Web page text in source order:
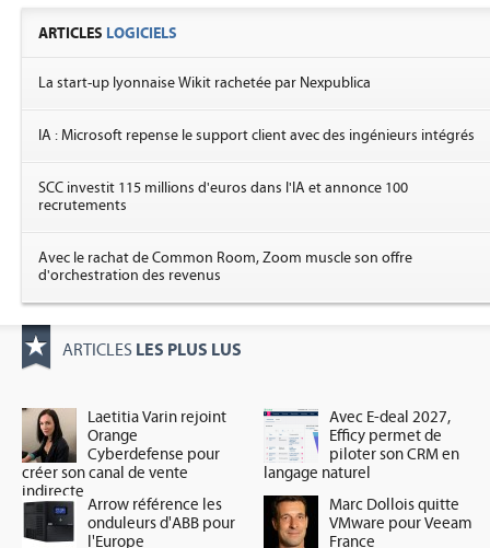
ARTICLES LOGICIELS
La start-up lyonnaise Wikit rachetée par Nexpublica
IA : Microsoft repense le support client avec des ingénieurs intégrés
SCC investit 115 millions d'euros dans l'IA et annonce 100
recrutements
Avec le rachat de Common Room, Zoom muscle son offre
d'orchestration des revenus
ARTICLES LES PLUS LUS
Laetitia Varin rejoint
Orange
Cyberdefense pour
créer son canal de vente
indirecte
Avec E-deal 2027,
Efficy permet de
piloter son CRM en
langage naturel
Arrow référence les
onduleurs d'ABB pour
l'Europe
Marc Dollois quitte
VMware pour Veeam
France